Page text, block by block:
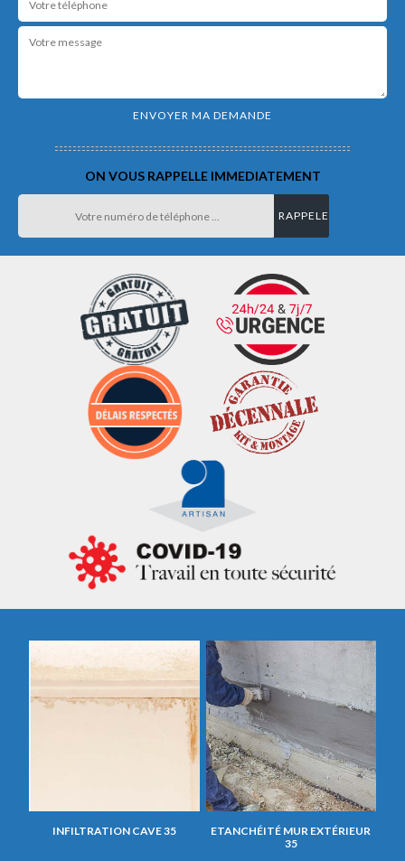
ON VOUS RAPPELLE IMMEDIATEMENT
INFILTRATION CAVE 35
ETANCHÉITÉ MUR EXTÉRIEUR
35